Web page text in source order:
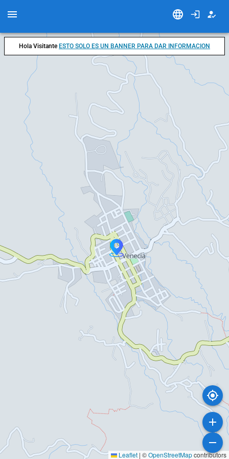
Leaflet | ©OpenStreetMapcontributors
Hola Visitante ESTO SOLO ES UN BANNER PARA DAR INFORMACION